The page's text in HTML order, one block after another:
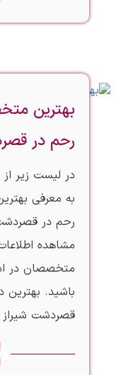
بهترین
رحم در
در لیست زیر
به معرفی
رحم در
مشاهده
متخصصان در
باشید.
قصردشت شیراز